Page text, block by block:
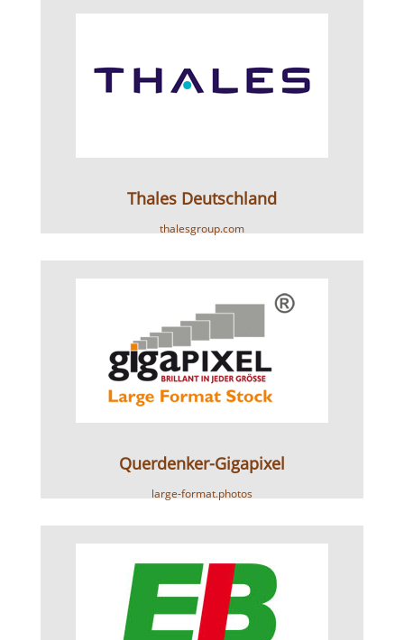
Thales Deutschland
thalesgroup.com
Querdenker-Gigapixel
large-format.photos